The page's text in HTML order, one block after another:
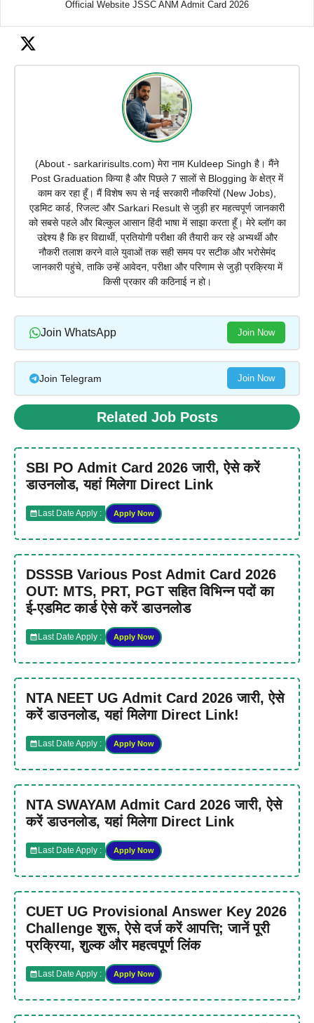
Official Website JSSC ANM Admit Card 2026
(About - sarkaririsults.com) मेरा नाम Kuldeep Singh है। मैंने
Post Graduation किया है और पिछले 7 सालों से Blogging के क्षेत्र में
काम कर रहा हूँ। मैं विशेष रूप से नई सरकारी नौकरियों (New Jobs),
एडमिट कार्ड, रिजल्ट और Sarkari Result से जुड़ी हर महत्वपूर्ण जानकारी
को सबसे पहले और बिल्कुल आसान हिंदी भाषा में साझा करता हूँ। मेरे ब्लॉग का
उद्देश्य है कि हर विद्यार्थी, प्रतियोगी परीक्षा की तैयारी कर रहे अभ्यर्थी और
नौकरी तलाश करने वाले युवाओं तक सही समय पर सटीक और भरोसेमंद
जानकारी पहुंचे, ताकि उन्हें आवेदन, परीक्षा और परिणाम से जुड़ी प्रक्रिया में
किसी प्रकार की कठिनाई न हो।
Join WhatsApp Join Now
Join Telegram Join Now
Related Job Posts
SBI PO Admit Card 2026 जारी, ऐसे करें
डाउनलोड, यहां मिलेगा Direct Link
Last Date Apply : Apply Now
DSSSB Various Post Admit Card 2026
OUT: MTS, PRT, PGT सहित विभिन्न पदों का
ई-एडमिट कार्ड ऐसे करें डाउनलोड
Last Date Apply : Apply Now
NTA NEET UG Admit Card 2026 जारी, ऐसे
करें डाउनलोड, यहां मिलेगा Direct Link!
Last Date Apply : Apply Now
NTA SWAYAM Admit Card 2026 जारी, ऐसे
करें डाउनलोड, यहां मिलेगा Direct Link
Last Date Apply : Apply Now
CUET UG Provisional Answer Key 2026
Challenge शुरू, ऐसे दर्ज करें आपत्ति; जानें पूरी
प्रक्रिया, शुल्क और महत्वपूर्ण लिंक
Last Date Apply : Apply Now